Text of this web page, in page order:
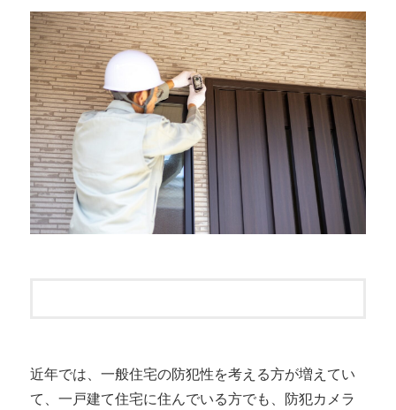
近年では、一般住宅の防犯性を考える方が増えてい
て、一戸建て住宅に住んでいる方でも、防犯カメラ